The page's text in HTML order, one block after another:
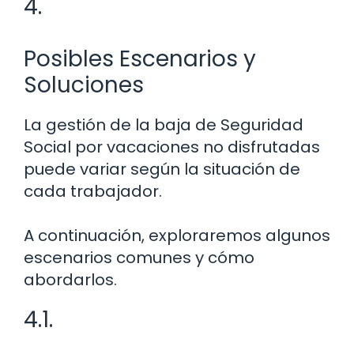
4.
Posibles Escenarios y
Soluciones
La gestión de la baja de Seguridad
Social por vacaciones no disfrutadas
puede variar según la situación de
cada trabajador.
A continuación, exploraremos algunos
escenarios comunes y cómo
abordarlos.
4.1.